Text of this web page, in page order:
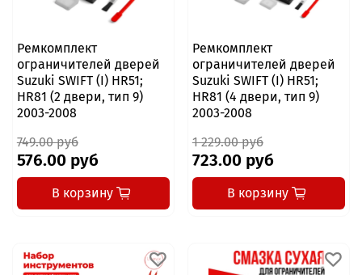
Ремкомплект
ограничителей дверей
Suzuki SWIFT (I) HR51;
HR81 (2 двери, тип 9)
2003-2008
749.00 руб
576.00 руб
В корзину
Ремкомплект
ограничителей дверей
Suzuki SWIFT (I) HR51;
HR81 (4 двери, тип 9)
2003-2008
1 229.00 руб
723.00 руб
В корзину